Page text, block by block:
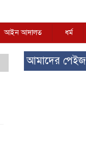
আইন আদালত ধর্ম
আমাদের পেইজ